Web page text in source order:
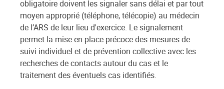
obligatoire doivent les signaler sans délai et par tout
moyen approprié (téléphone, télécopie) au médecin
de l’ARS de leur lieu d'exercice. Le signalement
permet la mise en place précoce des mesures de
suivi individuel et de prévention collective avec les
recherches de contacts autour du cas et le
traitement des éventuels cas identifiés.